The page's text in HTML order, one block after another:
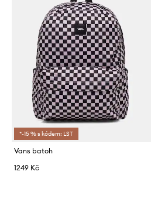
*-15 % s kódem: LST
Vans batoh
1249 Kč